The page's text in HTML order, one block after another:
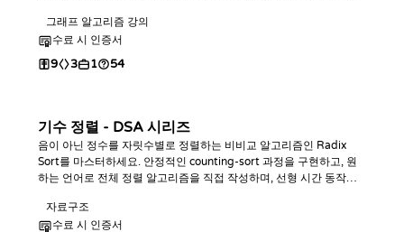
니다.
그래프 알고리즘 강의
수료 시 인증서
9 3 1 54
기수 정렬 - DSA 시리즈
음이 아닌 정수를 자릿수별로 정렬하는 비비교 알고리즘인 Radix
Sort를 마스터하세요. 안정적인 counting-sort 과정을 구현하고, 원
하는 언어로 전체 정렬 알고리즘을 직접 작성하며, 선형 시간 동작을
자료구조
수료 시 인증서